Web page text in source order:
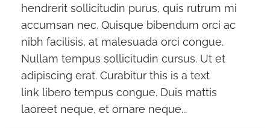
hendrerit sollicitudin purus, quis rutrum mi
accumsan nec. Quisque bibendum orci ac
nibh facilisis, at malesuada orci congue.
Nullam tempus sollicitudin cursus. Ut et
adipiscing erat. Curabitur this is a text
link libero tempus congue. Duis mattis
laoreet neque, et ornare neque...